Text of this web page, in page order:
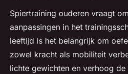
Spiertraining ouderen vraagt
aanpassingen in het
leeftijd is het belangrijk om
zowel kracht als mobiliteit
lichte gewichten en verhoog